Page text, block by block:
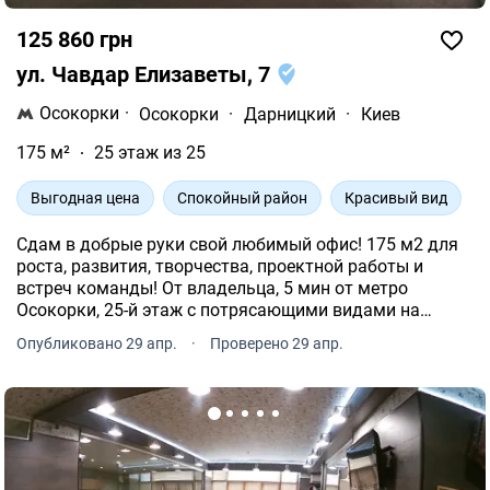
125 860 грн
ул. Чавдар Елизаветы, 7
Осокорки · Осокорки · Дарницкий ·
Киев
175 м²
25 этаж из 25
Выгодная цена Спокойный район Красивый вид
Сдам в добрые руки свой любимый офис! 175 м2 для
роста, развития, творчества, проектной работы и
встреч команды! От владельца, 5 мин от метро
Осокорки, 25-й этаж с потрясающими видами на
город. Есть генератор, поэтому всегда работает 1
лифт, есть горячая и холодная вода.
Опубликовано 29 апр. · Проверено 29 апр.